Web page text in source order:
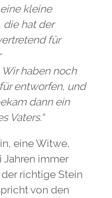
kleine
die hat der
für
haben noch
entworfen, und
dann ein
Vaters.“
eine Witwe,
Jahren immer
richtige Stein
von den